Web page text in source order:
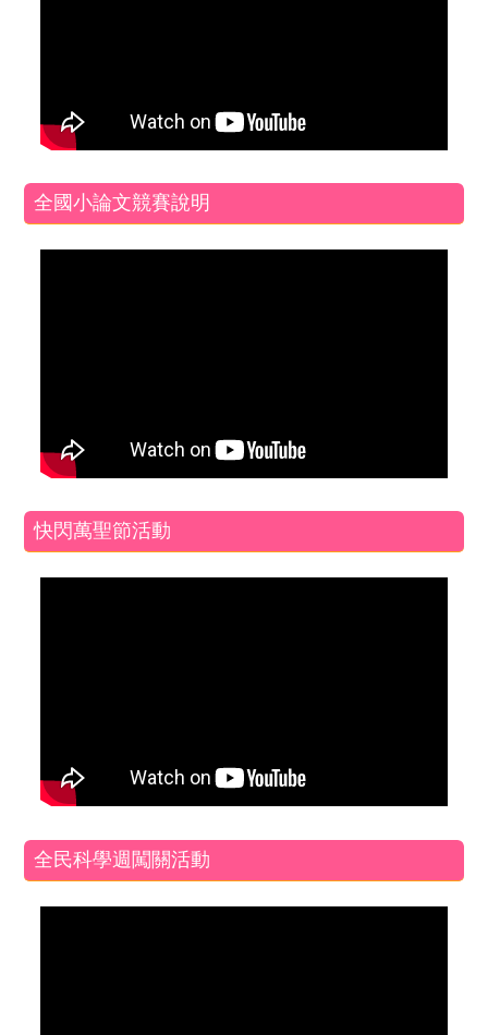
全國小論文競賽說明
快閃萬聖節活動
全民科學週闖關活動